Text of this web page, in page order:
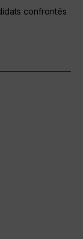
confrontés